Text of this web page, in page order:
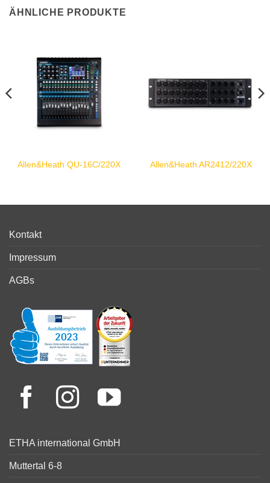
ÄHNLICHE PRODUKTE
Allen&Heath QU-16C/220X Allen&Heath AR2412/220X
Kontakt
Impressum
AGBs
ETHA international GmbH
Muttertal 6-8